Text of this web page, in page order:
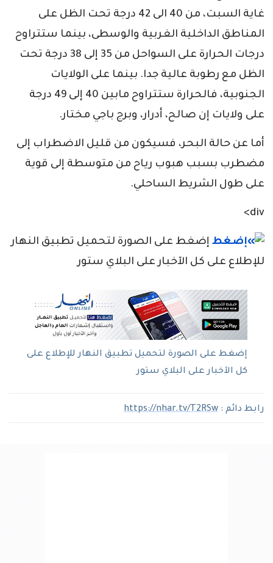
غاية السبت، من 40 الى 42 درجة تحت الظل على
المناطق الداخلية الغربية والوسطى، بينما ستتراوح
درجات الحرارة على السواحل من 35 إلى 38 درجة تحت
الظل مع رطوبة عالية جدا. بينما على الولايات
الجنوبية، فالحرارة ستتراوح مابين 40 إلى 49 درجة
على ولايات إن صالح، أدرار، وبرج باجي مختار.
أما عن حالة البحر، فسيكون من قليل الاضطراب إلى
مضطرب بسبب هبوب رياح من متوسطة إلى قوية
على طول الشريط الساحلي.
div>
إضغط على الصورة لتحميل تطبيق النهار
للإطلاع على كل الآخبار على البلاي ستور
إضغط على الصورة لتحميل تطبيق النهار للإطلاع على
كل الآخبار على البلاي ستور
رابط دائم : https://nhar.tv/T2RSw